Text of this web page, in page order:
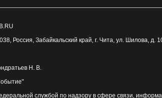
, Россия, Забайкальский край, г. Чита, ул. Шилова, д.
Н. В.
службой по надзору в сфере связи,